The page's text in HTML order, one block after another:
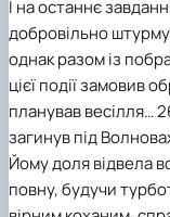
І на останнє
добровільно
однак разом із
цієї події замовив
планував весілля…
загинув під
Йому доля відвела
повну, будучи